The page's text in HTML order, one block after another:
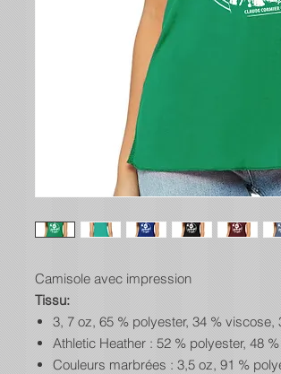
Camisole avec impression
Tissu:
3, 7 oz, 65 % polyester, 34 % viscose,
Athletic Heather : 52 % polyester, 48
Couleurs marbrées : 3,5 oz, 91 %